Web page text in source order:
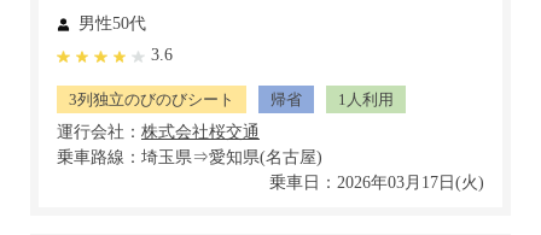
男性50代
3.6
3列独立のびのびシート 帰省
1人利用
運行会社：
乗車路線：埼玉県⇒愛知県(名古屋)
乗車日：2026年03月17日(火)